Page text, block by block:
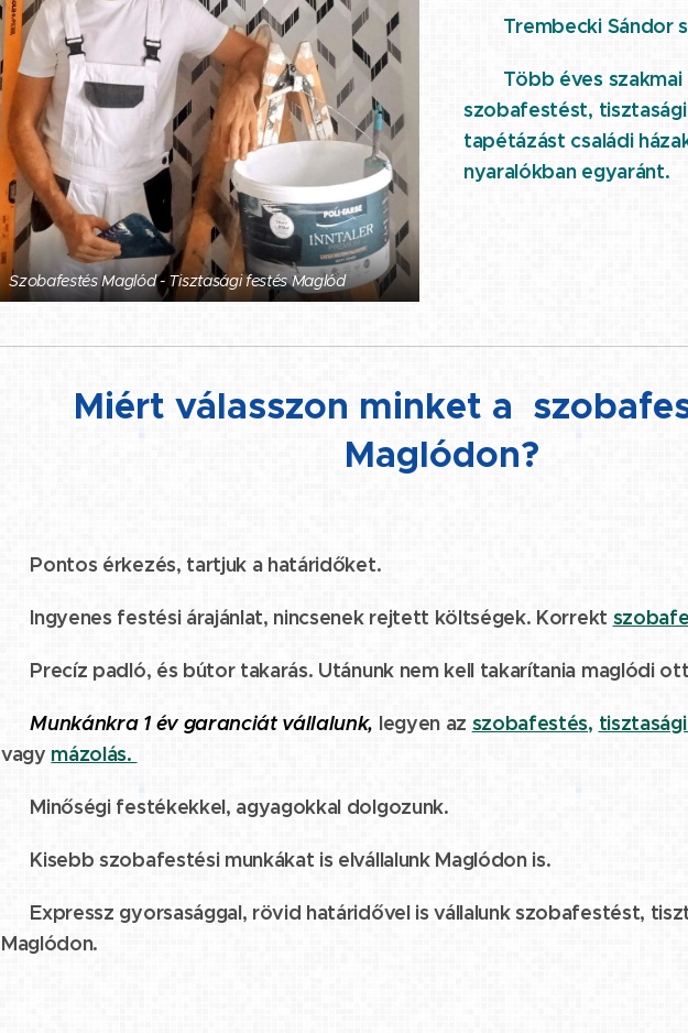
Szobafestés Maglód - Tisztasági festés Maglód
⭐ Trembecki Sándor
Több éves
szobafestést,
tapétázást családi
nyaralókban egyaránt.
Miért válasszon minket a
Maglódon?
☑️ Pontos érkezés, tartjuk a határidőket.
☑️ Ingyenes festési árajánlat, nincsenek rejtett költségek. Korrekt
☑️ Precíz padló, és bútor takarás. Utánunk nem kell takarítania maglódi
☑️Munkánkra 1 év garanciát vállalunk, legyen az szobafestés,
vagy mázolás.
☑️ Minőségi festékekkel, agyagokkal dolgozunk.
☑️ Kisebb szobafestési munkákat is elvállalunk Maglódon is.
☑️ Expressz gyorsasággal, rövid határidővel is vállalunk szobafestést,
Maglódon.